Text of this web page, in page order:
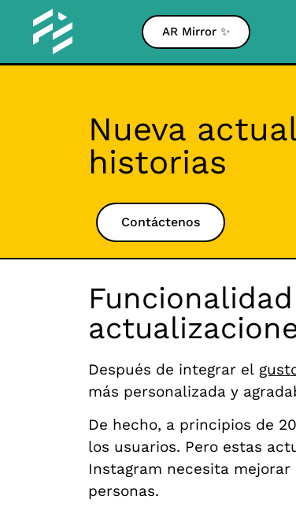
AR Mirror ✨
Nueva
historias
Contáctenos
Después de integrar el
más personalizada y
De hecho, a principios de
los usuarios. Pero estas
Instagram necesita
personas.